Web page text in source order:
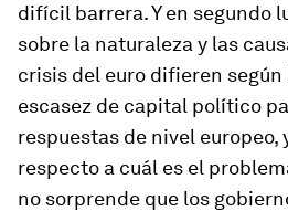
difícil barrera. Y en segundo
sobre la naturaleza y las
crisis del euro difieren según
escasez de capital político
respuestas de nivel europeo,
respecto a cuál es el
no sorprende que los